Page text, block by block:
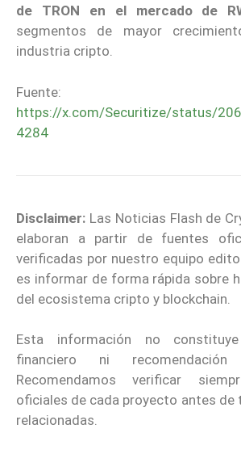
de TRON
en el mercado de
segmentos de mayor
industria cripto.
Fuente:
https://x.com/Securitize/status/
4284
Disclaimer: Las Noticias Flash de
elaboran a partir de fuentes
verificadas por nuestro equipo
es informar de forma rápida sobre
del ecosistema cripto y blockchain.
Esta información no constituye
financiero ni
Recomendamos verificar
oficiales de cada proyecto antes de
relacionadas.